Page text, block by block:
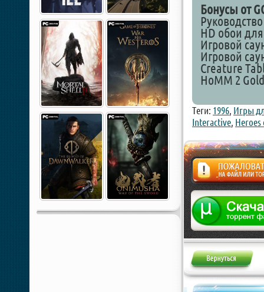
Бонусы от
HD обои
Игровой
Игровой
Creature
HoMM 2
Теги: 1996, Игры
Interactive,
Жалоба